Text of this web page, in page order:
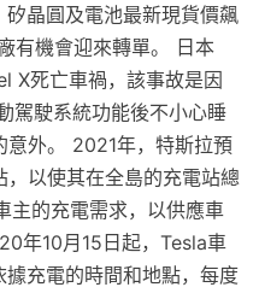
晶圓及電池最新現貨價飆
有機會迎來轉單。 日本
X死亡車禍，該事故是因
駕駛系統功能後不小心睡
意外。 2021年，特斯拉預
以使其在全島的充電站總
主的充電需求，以供應車
年10月15日起，Tesla車
充電的時間和地點，每度